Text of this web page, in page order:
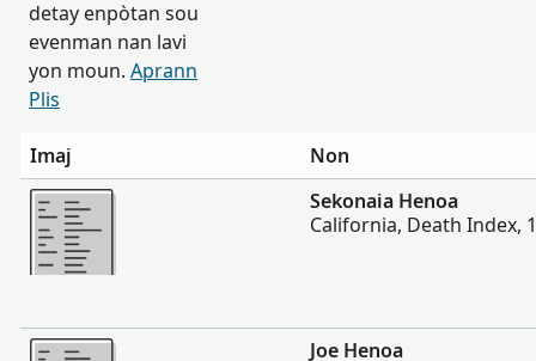
detay enpòtan sou
evenman nan lavi
yon moun. Aprann
Plis
Imaj
Non
Plis
Sekonaia Henoa
California, Death Index,
Plis
Joe Henoa